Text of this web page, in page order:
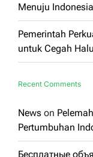
Menuju
Pemerintah
untuk Cegah
Recent Comments
News on
Pertumbuhan
Бесплатные